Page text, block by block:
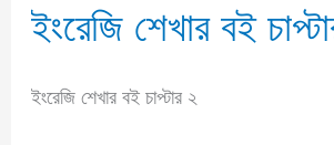
ইংরেজি শেখার বই
ইংরেজি শেখার বই চাপ্টার ২